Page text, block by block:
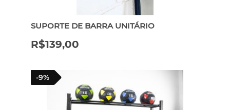
SUPORTE DE BARRA UNITÁRIO
R$139,00
-9%